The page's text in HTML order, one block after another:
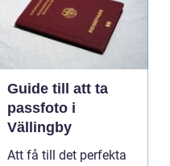
Guide till att ta
passfoto i
Vällingby
Att få till det perfekta